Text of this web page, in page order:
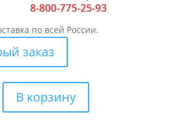
по всей России.
заказ
В корзину